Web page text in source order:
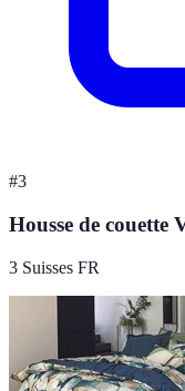
#3
Housse de
3 Suisses FR